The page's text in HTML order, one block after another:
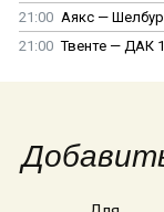
21:00 Аякс —
21:00 Твенте — ДАК